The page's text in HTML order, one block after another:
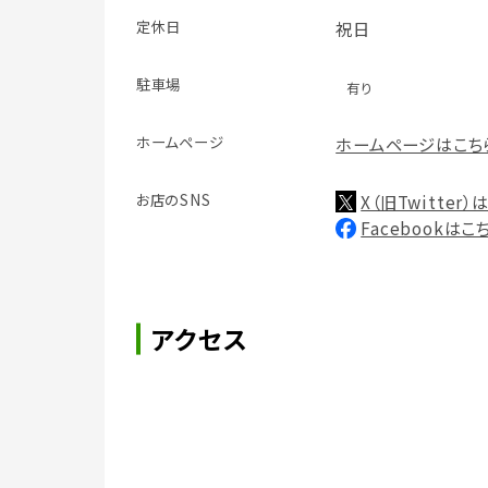
定休日 祝日
駐車場 有り
ホームページ ホームページはこち
お店のSNS
X（旧Twitter）
Facebookはこ
アクセス